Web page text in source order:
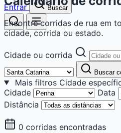
Entrar
Buscar
Encontre corridas de rua em
cidade, corrida ou estado.
Cidade ou corrida
Buscar
Mais filtros Cidade
Cidade
Data
Distância
0 corridas encontradas